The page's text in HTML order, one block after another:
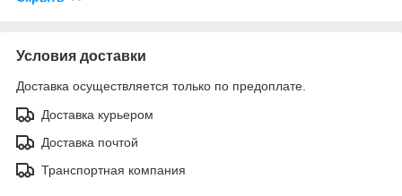
Условия доставки
Доставка осуществляется только по предоплате.
Доставка курьером
Доставка почтой
Транспортная компания